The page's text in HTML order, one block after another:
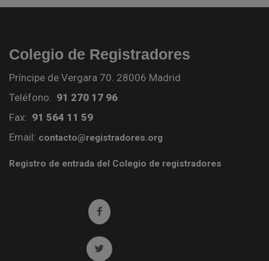
Colegio de Registradores
Príncipe de Vergara 70. 28006 Madrid
Teléfono: 91 270 17 96
Fax: 91 564 11 59
Email: contacto@registradores.org
Registro de entrada del Colegio de registradores
Ir a facebook (abre en ventana nueva)
Ir a twitter (abre en ventana nueva)